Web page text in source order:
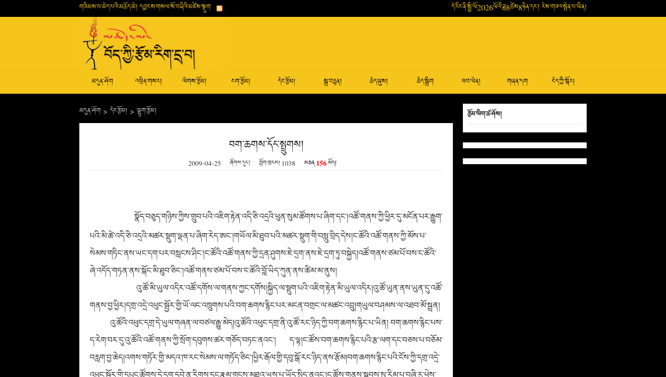
གཟིམས་པ་མེད་པའི་མཆོད་མེ། དབྱངས་གསལ་སོ་བཞིའི་མཛེས་སྡུག དེ་རིང་ནི་སྤྱི་ལོ2026ལོའི་ཟླ8ཚེས8ཉིན་དང་། རེས་གཟའ་སྤེན་པ་ཡིན།
མདུན་ཤོག འཕྲིན་གསར། ལེགས་རྩོམ། ངག་རྩོམ། དེང་རྩོམ། སྒྲ་བརྙན། ཆེད་ཞུས། ཆེད་སྒྲིག ཕབ་ལེན། གཞན་དག ངེད་ཀྱི་སྐོར།
མདུན་ཤོག > དེང་རྩོམ། > ལྷུག་རྩོམ།
བག་ཆགས་དོང་སྤྲུགས།
2009-04-25 ཞོགས་དུང་། ཀློག་གྲངས། 1038 མཆན 156ཡོད།
སྣོད་བཅུད་གཉིས་ཀྱིས་གྲུབ་པའི་འཇིག་རྟེན་འདི་ཅི་འདྲའི་ཕུན་སུམ་ཚོགས་པ་ཞིག་དང་།འཚོ་གནས་ཀྱི་ཕྱིར་དུ་མངོན་པར་རྒྱུག་
པའི་མི་ཚེ་འདི་ཅི་འདྲའི་མཚར་སྡུག་ལྡན་པ་ཞིག་རེད་ཨང་།གཡོལ་མི་ཐུབ་པའི་མཚར་སྡུག་གི་བསླུ་བྲིད་དེས།ང་ཚོའི་འཚོ་གནས་ཀྱི་མོས་པ་
སེམས་གཏིང་ནས་ཡང་དག་པར་བསླངས་ཤིང་།ང་ཚོའི་འཚོ་གནས་ཀྱི་དྲན་ཤུགས་ཇེ་དྲག་ནས་ཇེ་དྲག་ཏུ་བསྐྱེད།འཚོ་གནས་ཙམ་པོ་བས་ང་ཚོའི་
ཞེ་འདོད་གཏན་ནས་སྐོང་མི་ཐུབ་ཅིང་།འཚོ་གནས་ཙམ་པོ་བས་ང་ཚོའི་བློ་ཡིད་ཀུན་ནས་ཚིམ་མ་ནུས།
འུ་ཚོ་མི་ཡུལ་འདིར་འཚོ་དགོས་ལ་གནས་ཀྱང་དགོས།སྐྱིད་ལ་སྡུག་པའི་འཇིག་རྟེན་མི་ཡུལ་འདིར།འུ་ཚོ་ཡུན་ནས་ཡུན་དུ་འཚོ་
གནས་བྱ་ཕྱིར།དགྲ་འདྲེ་འཕུང་སྦྱོར་གྱི་ཡོ་ལང་འཁྲུགས་པའི་བག་ཆགས་རྙིང་པར་མངན་བགྲང་ལ་མཚང་འབྲུ།གཡུལ་བཤམས་ལ་འཐབ་མོ་སྦྲན།
འུ་ཚོའི་འཕུང་དགྲ་དེ་ཡུལ་གཞན་ལ་བཙལ་རྒྱུ་མེད།འུ་ཚོའི་འཕུང་དགྲ་ནི་འུ་ཚོ་རང་ཉིད་ཀྱི་བག་ཆགས་རྙིང་པ་ཡིན། བག་ཆགས་རྙིང་པས་
ད་རེག་བར་དུ་འུ་ཚོའི་འཚོ་གནས་ཀྱི་སྲོག་དབུགས་ཚར་གཅོད་བཏང་ནའང་། ད་ལྟ།ང་ཚོས་བག་ཆགས་རྙིང་པའི་རྩ་ལག་དང་བཅས་པ་བཅོམ་
བརླག་བྱ་ཆེད།འགས་གཏོར་གྱི་མདའ་ཁ་རང་སེམས་ལ་གཏོད་ཅིང་།ཕྱིར་རྒོལ་གྱི་དབུ་སྒོ་རང་ཉིད་ནས་རྩོམ།བག་ཆགས་རྙིང་པའི་ངོས་ཀྱི་དགྲ་འདྲེ་
འཕུང་སྦྱོར་གྱི་དཔུང་ཚོགས་དེ་དག་དབྱེ་ན་རིགས་དང་རྣམ་གྲངས་མཐའ་ཡས་པ་ཡོད་སྲིད་ནའང་།ང་ཚོས་གནས་སྐབས་སུ་རིམ་པ་བཞི་རུ་ཕྱེས་
རྩོམ་ཡིག་ཚ་ཤོས།